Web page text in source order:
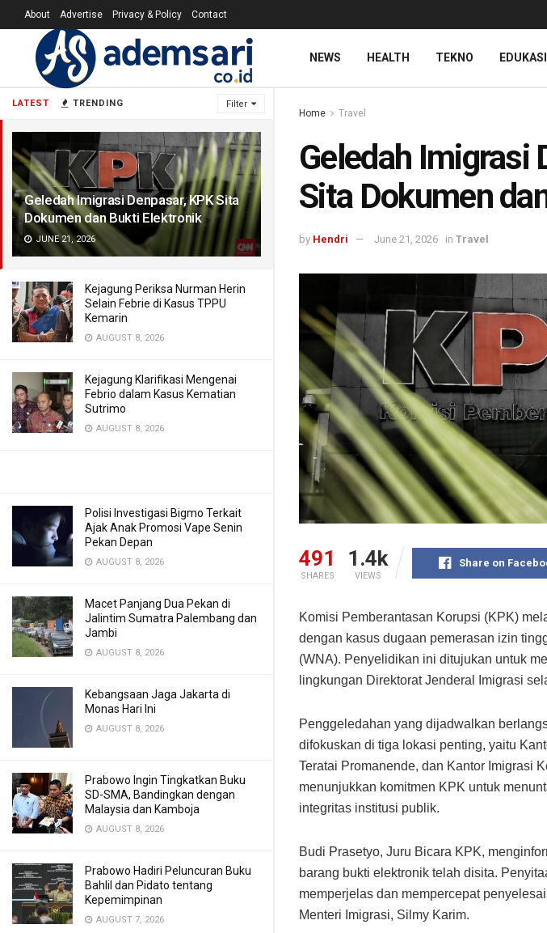
LATEST TRENDING Filter
Geledah Imigrasi Denpasar, KPK Sita
Dokumen dan Bukti Elektronik
JUNE 21, 2026
Kejagung Periksa Nurman Herin
Selain Febrie di Kasus TPPU
Kemarin
AUGUST 8, 2026
Kejagung Klarifikasi Mengenai
Febrio dalam Kasus Kematian
Sutrimo
AUGUST 8, 2026
Polisi Investigasi Bigmo Terkait
Ajak Anak Promosi Vape Senin
Pekan Depan
AUGUST 8, 2026
Macet Panjang Dua Pekan di
Jalintim Sumatra Palembang dan
Jambi
AUGUST 8, 2026
Kebangsaan Jaga Jakarta di
Monas Hari Ini
AUGUST 8, 2026
Prabowo Ingin Tingkatkan Buku
SD-SMA, Bandingkan dengan
Malaysia dan Kamboja
AUGUST 8, 2026
Prabowo Hadiri Peluncuran Buku
Bahlil dan Pidato tentang
Kepemimpinan
AUGUST 7, 2026
About Advertise Privacy & Policy Contact
NEWS HEALTH TEKNO EDUKASI
Home Travel
Geledah Imigrasi
Sita Dokumen
by Hendri June 21, 2026 in Travel
491
SHARES
1.4k
VIEWS
Share on
Komisi Pemberantasan Korupsi (KPK)
dengan kasus dugaan pemerasan izin
(WNA). Penyelidikan ini ditujukan untuk
lingkungan Direktorat Jenderal Imigrasi
Penggeledahan yang dijadwalkan
difokuskan di tiga lokasi penting, yaitu
Teratai Promanende, dan Kantor Imigrasi
menunjukkan komitmen KPK untuk
integritas institusi publik.
Budi Prasetyo, Juru Bicara KPK,
barang bukti elektronik telah disita.
memperjelas dan mempercepat
Menteri Imigrasi, Silmy Karim.